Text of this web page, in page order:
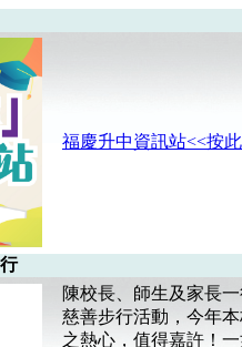
福慶升中資訊站<<按
陳校長、師生及家長
慈善步行活動，今年
之熱心，值得嘉許！